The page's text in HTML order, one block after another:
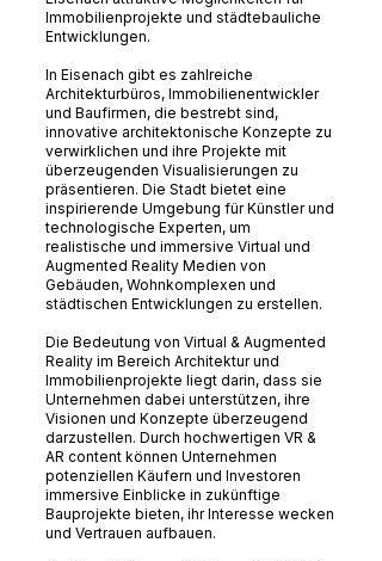
Immobilienprojekte und städtebauliche
Entwicklungen.
In Eisenach gibt es zahlreiche
Architekturbüros, Immobilienentwickler
und Baufirmen, die bestrebt sind,
innovative architektonische Konzepte zu
verwirklichen und ihre Projekte mit
überzeugenden Visualisierungen zu
präsentieren. Die Stadt bietet eine
inspirierende Umgebung für Künstler und
technologische Experten, um
realistische und immersive Virtual und
Augmented Reality Medien von
Gebäuden, Wohnkomplexen und
städtischen Entwicklungen zu erstellen.
Die Bedeutung von Virtual & Augmented
Reality im Bereich Architektur und
Immobilienprojekte liegt darin, dass sie
Unternehmen dabei unterstützen, ihre
Visionen und Konzepte überzeugend
darzustellen. Durch hochwertigen VR &
AR content können Unternehmen
potenziellen Käufern und Investoren
immersive Einblicke in zukünftige
Bauprojekte bieten, ihr Interesse wecken
und Vertrauen aufbauen.